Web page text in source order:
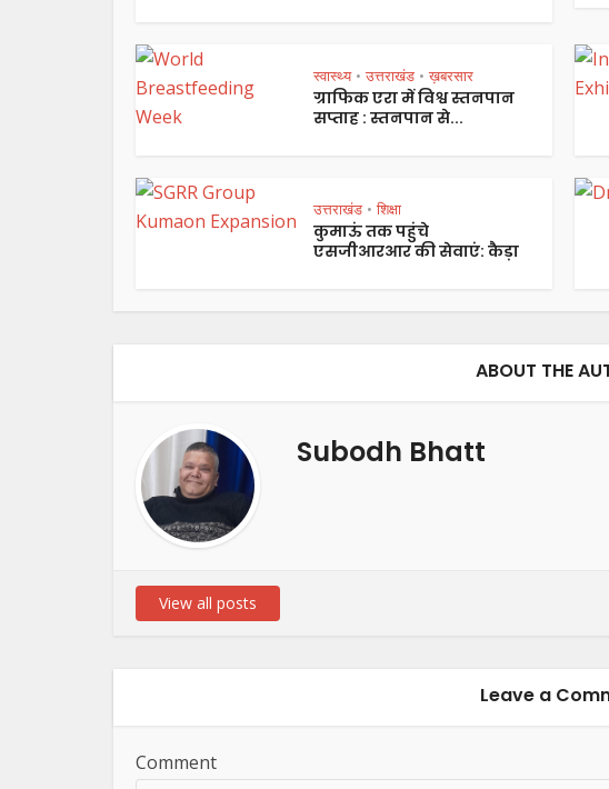
स्वास्थ्य • उत्तराखंड • ख़बरसार
ग्राफिक एरा में विश्व स्तनपान
सप्ताह : स्तनपान से...
उत्तराखंड • शिक्षा
कुमाऊं तक पहुंचे
एसजीआरआर की सेवाएं: कैड़ा
ABOUT THE
Subodh Bhatt
View all posts
Leave a
Comment